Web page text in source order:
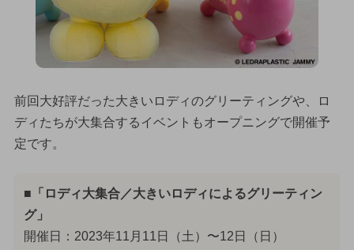
前回大好評だった大きいロディのグリーティングや、ロ
ディたちが大集合するイベントもオープニングで開催予
定です。
■「ロディ大集合／大きいロディによるグリーティン
グ」
開催日：2023年11月11日（土）〜12日（日）